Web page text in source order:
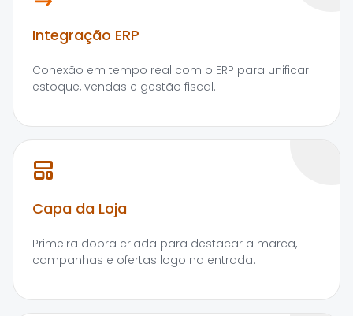
Integração ERP
Conexão em tempo real com o ERP para unificar
estoque, vendas e gestão fiscal.
Capa da Loja
Primeira dobra criada para destacar a marca,
campanhas e ofertas logo na entrada.